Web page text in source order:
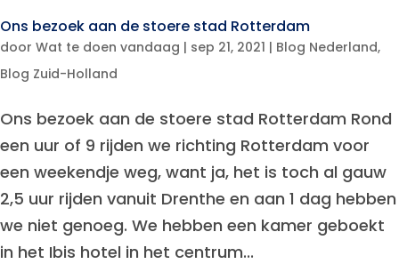
Ons bezoek aan de stoere stad Rotterdam
door Wat te doen vandaag | sep 21, 2021 | Blog Nederland,
Blog Zuid-Holland
Ons bezoek aan de stoere stad Rotterdam Rond
een uur of 9 rijden we richting Rotterdam voor
een weekendje weg, want ja, het is toch al gauw
2,5 uur rijden vanuit Drenthe en aan 1 dag hebben
we niet genoeg. We hebben een kamer geboekt
in het Ibis hotel in het centrum...